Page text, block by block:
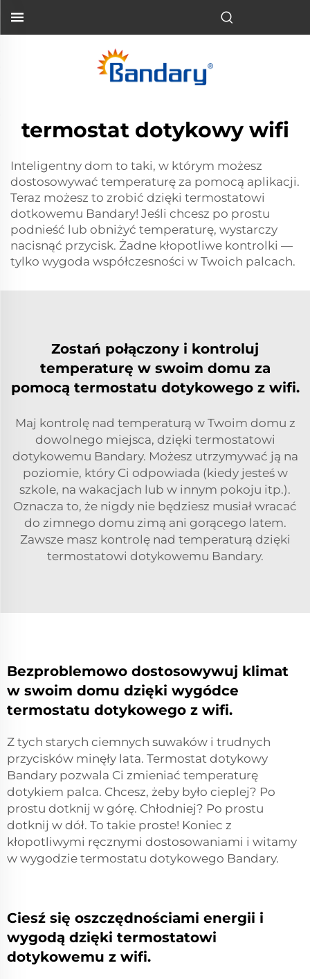
termostat dotykowy wifi
Inteligentny dom to taki, w którym możesz
dostosowywać temperaturę za pomocą aplikacji.
Teraz możesz to zrobić dzięki termostatowi
dotkowemu Bandary! Jeśli chcesz po prostu
podnieść lub obniżyć temperaturę, wystarczy
nacisnąć przycisk. Żadne kłopotliwe kontrolki —
tylko wygoda współczesności w Twoich palcach.
Zostań połączony i kontroluj
temperaturę w swoim domu za
pomocą termostatu dotykowego z wifi.
Maj kontrolę nad temperaturą w Twoim domu z
dowolnego miejsca, dzięki termostatowi
dotykowemu Bandary. Możesz utrzymywać ją na
poziomie, który Ci odpowiada (kiedy jesteś w
szkole, na wakacjach lub w innym pokoju itp.).
Oznacza to, że nigdy nie będziesz musiał wracać
do zimnego domu zimą ani gorącego latem.
Zawsze masz kontrolę nad temperaturą dzięki
termostatowi dotykowemu Bandary.
Bezproblemowo dostosowywuj klimat
w swoim domu dzięki wygódce
termostatu dotykowego z wifi.
Z tych starych ciemnych suwaków i trudnych
przycisków minęły lata. Termostat dotykowy
Bandary pozwala Ci zmieniać temperaturę
dotykiem palca. Chcesz, żeby było cieplej? Po
prostu dotknij w górę. Chłodniej? Po prostu
dotknij w dół. To takie proste! Koniec z
kłopotliwymi ręcznymi dostosowaniami i witamy
w wygodzie termostatu dotykowego Bandary.
Ciesź się oszczędnościami energii i
wygodą dzięki termostatowi
dotykowemu z wifi.